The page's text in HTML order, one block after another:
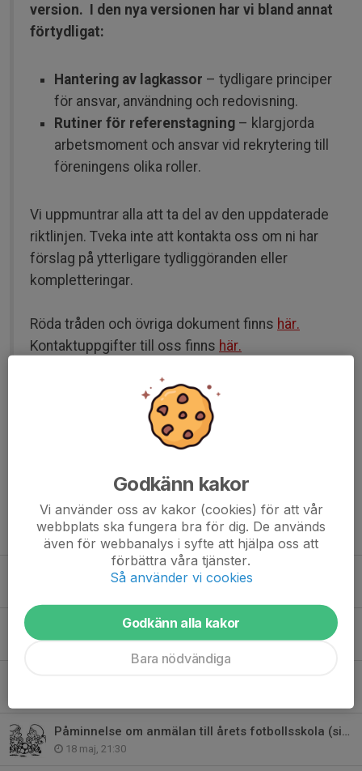
version. I den nya versionen har vi bland annat
förtydligat:
Hantering av lagkassor – tydligare principer
för ansvar, användning och redovisning.
Rutiner för referenstagning – klargjorda
arbetsmoment och ansvar vid rekrytering till
föreningens olika roller.
Vi uppmuntrar alla att ta del av den uppdaterade
riktlinjen. Tveka inte att kontakta oss om ni har
förslag på ytterligare tydliggöranden eller
kompletteringar.
Röda tråden och övriga dokument finns här.
Kontaktuppgifter till oss finns här.
Kansli och styrelse Mantorps FF
Tidigare nyheter
Starka insatser av Mantorps FF i Gothia Cup
16 jul, 19:06
Påminnelse om anmälan till årets fotbollsskola (sista anmälan 24/5)
18 maj, 21:30
Godkänn kakor
Vi använder oss av kakor (cookies) för att vår
webbplats ska fungera bra för dig. De används
även för webbanalys i syfte att hjälpa oss att
förbättra våra tjänster.
Så använder vi cookies
Godkänn alla kakor
Bara nödvändiga